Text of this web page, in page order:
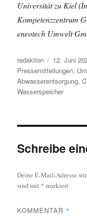
Universität zu Kiel
Kompetenzzentrum
eneotech Umwelt
Autor
redaktion
am
12. Juni
Pressemitteilungen,
Abwasserentsorgung,
Wasserspeicher
Schreibe
Deine E-Mail-Adresse
sind mit * markiert
KOMMENTAR *